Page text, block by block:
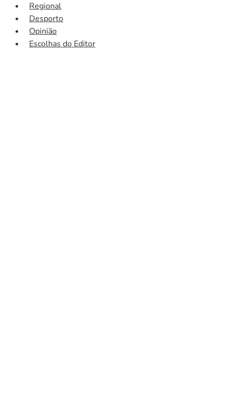
Regional
Desporto
Opinião
Escolhas do Editor